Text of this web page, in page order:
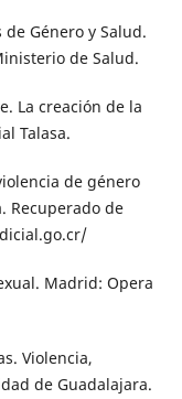
Género y Salud.
de Salud.
La creación de la
Talasa.
de género
Recuperado de
Madrid: Opera
Violencia,
de Guadalajara.